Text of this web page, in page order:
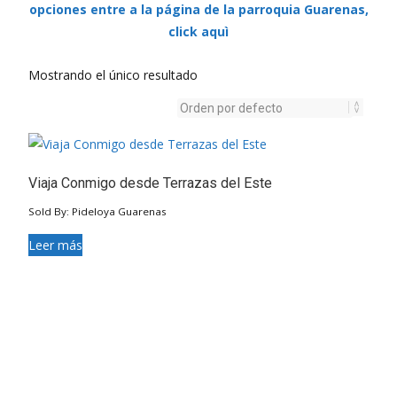
opciones entre a la página de la parroquia Guarenas,
click aquì
Mostrando el único resultado
Viaja Conmigo desde Terrazas del Este
Sold By: Pideloya Guarenas
Leer más